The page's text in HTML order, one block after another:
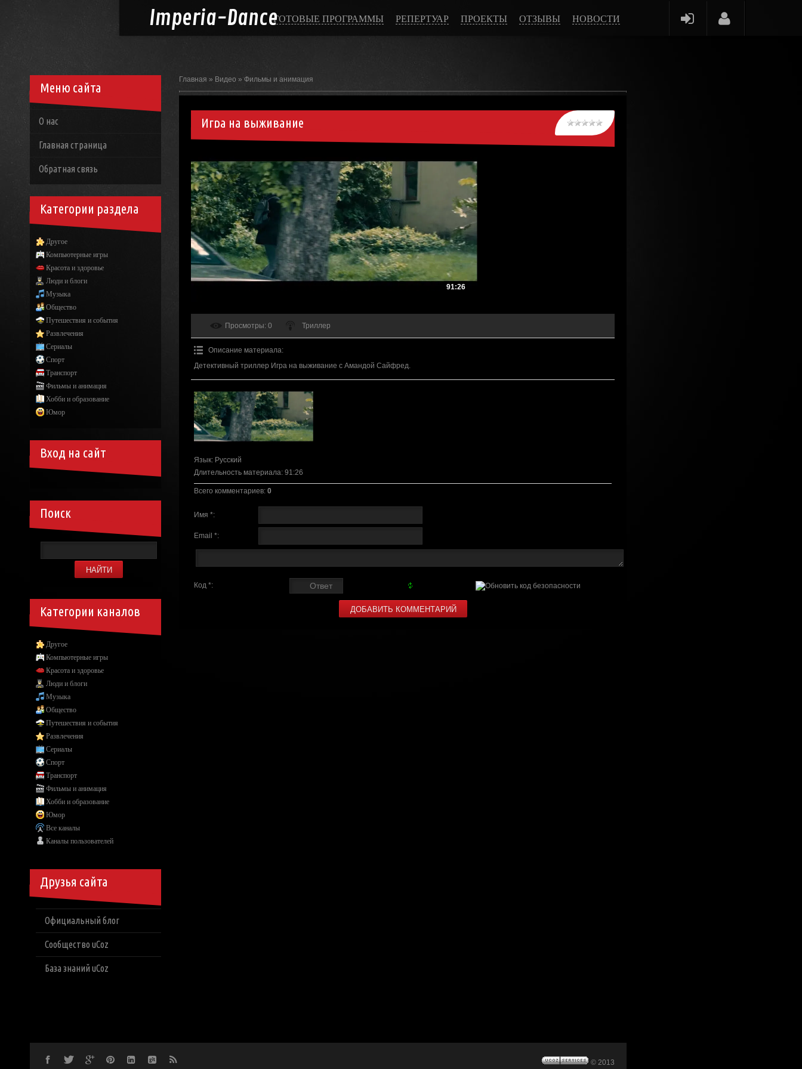
Imperia-DanceГОТОВЫЕ ПРОГРАММЫ РЕПЕРТУАР ПРОЕКТЫ ОТЗЫВЫ НОВОСТИ
Главная » Видео » Фильмы и анимация
Игра на выживание
91:26
Просмотры: 0 Триллер
Описание материала:
Детективный триллер Игра на выживание с Амандой Сайфред.
Язык: Русский
Длительность материала: 91:26
Всего комментариев: 0
Имя *:
Email *:
Код *:
Меню сайта
О нас
Главная страница
Обратная связь
Категории раздела
Другое
Компьютерные игры
Красота и здоровье
Люди и блоги
Музыка
Общество
Путешествия и события
Развлечения
Сериалы
Спорт
Транспорт
Фильмы и анимация
Хобби и образование
Юмор
Вход на сайт
Поиск
Категории каналов
Другое
Компьютерные игры
Красота и здоровье
Люди и блоги
Музыка
Общество
Путешествия и события
Развлечения
Сериалы
Спорт
Транспорт
Фильмы и анимация
Хобби и образование
Юмор
Все каналы
Каналы пользователей
Друзья сайта
Официальный блог
Сообщество uCoz
База знаний uCoz
© 2013